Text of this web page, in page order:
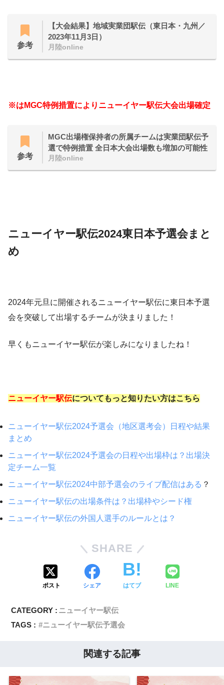
参考
【大会結果】地域実業団駅伝（東日本・九州／
2023年11月3日）
月陸online
※はMGC特例措置によりニューイヤー駅伝大会出場確定
参考
MGC出場権保持者の所属チームは実業団駅伝予
選で特例措置 全日本大会出場数も増加の可能性
月陸online
ニューイヤー駅伝2024東日本予選会まと
め
2024年元旦に開催されるニューイヤー駅伝に東日本予選
会を突破して出場するチームが決まりました！
早くもニューイヤー駅伝が楽しみになりましたね！
ニューイヤー駅伝についてもっと知りたい方はこちら
ニューイヤー駅伝2024予選会（地区選考会）日程や結果
まとめ
ニューイヤー駅伝2024予選会の日程や出場枠は？出場決
定チーム一覧
ニューイヤー駅伝2024中部予選会のライブ配信はある ？
ニューイヤー駅伝の出場条件は？出場枠やシード権
ニューイヤー駅伝の外国人選手のルールとは？
SHARE
ポスト シェア はてブ LINE
CATEGORY : ニューイヤー駅伝
TAGS :
ニューイヤー駅伝予選会
関連する記事